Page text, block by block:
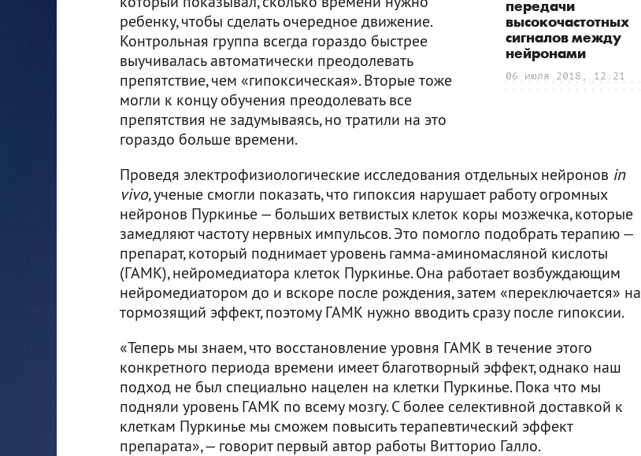
передачи
высокочастотных
сигналов между
нейронами
06 июля 2018, 12:21
ребенку, чтобы сделать очередное движение.
Контрольная группа всегда гораздо быстрее
выучивалась автоматически преодолевать
препятствие, чем «гипоксическая». Вторые тоже
могли к концу обучения преодолевать все
препятствия не задумываясь, но тратили на это
гораздо больше времени.
Проведя электрофизиологические исследования отдельных нейронов in
vivo, ученые смогли показать, что гипоксия нарушает работу огромных
нейронов Пуркинье — больших ветвистых клеток коры мозжечка, которые
замедляют частоту нервных импульсов. Это помогло подобрать терапию —
препарат, который поднимает уровень гамма-аминомасляной кислоты
(ГАМК), нейромедиатора клеток Пуркинье. Она работает возбуждающим
нейромедиатором до и вскоре после рождения, затем «переключается» на
тормозящий эффект, поэтому ГАМК нужно вводить сразу после гипоксии.
«Теперь мы знаем, что восстановление уровня ГАМК в течение этого
конкретного периода времени имеет благотворный эффект, однако наш
подход не был специально нацелен на клетки Пуркинье. Пока что мы
подняли уровень ГАМК по всему мозгу. С более селективной доставкой к
клеткам Пуркинье мы сможем повысить терапевтический эффект
препарата», — говорит первый автор работы Витторио Галло.